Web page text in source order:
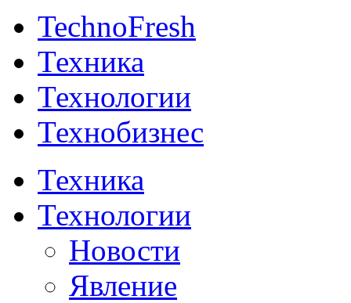
TechnoFresh
Техника
Технологии
Технобизнес
Техника
Технологии
Новости
Явление